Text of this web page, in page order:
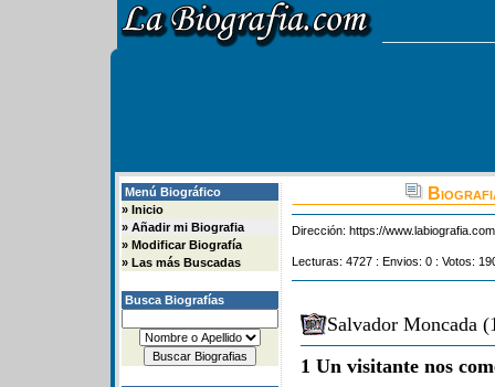
Menú Biográfico
» Inicio
» Añadir mi Biografia
» Modificar Biografía
» Las más Buscadas
Busca Biografías
Dirección: https://
Lecturas: 4727 : Envios: 0 : Votos:
Salvador Moncada
1 Un visitante nos